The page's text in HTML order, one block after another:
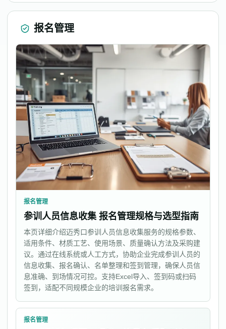
报名管理
报名管理
参训人员信息收集 报名管理规格与选型指南
本页详细介绍迈秀口参训人员信息收集服务的规格参数、
适用条件、材质工艺、使用场景、质量确认方法及采购建
议。通过在线系统或人工方式，协助企业完成参训人员的
信息收集、报名确认、名单整理和签到管理，确保人员信
息准确、到场情况可控。支持Excel导入、签到码或扫码
签到，适配不同规模企业的培训报名需求。
报名管理